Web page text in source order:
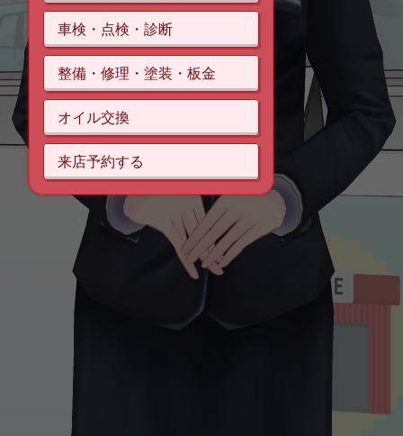
車検・点検・診断
整備・修理・塗装・板金
オイル交換
来店予約する